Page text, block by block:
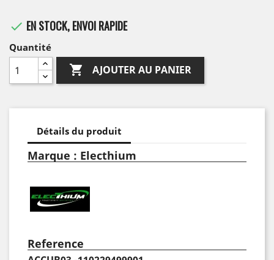
 EN STOCK, ENVOI RAPIDE
Quantité
 AJOUTER AU PANIER
Détails du produit
Marque : Electhium
Reference